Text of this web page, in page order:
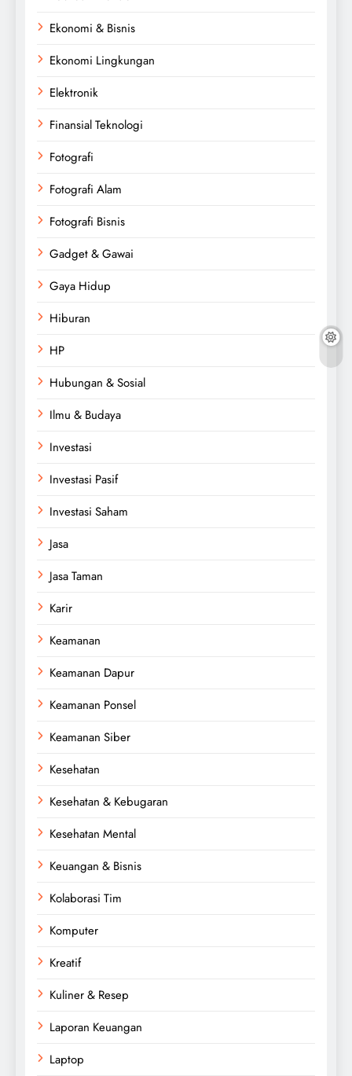
Ekonomi & Bisnis
Ekonomi Lingkungan
Elektronik
Finansial Teknologi
Fotografi
Fotografi Alam
Fotografi Bisnis
Gadget & Gawai
Gaya Hidup
Hiburan
HP
Hubungan & Sosial
Ilmu & Budaya
Investasi
Investasi Pasif
Investasi Saham
Jasa
Jasa Taman
Karir
Keamanan
Keamanan Dapur
Keamanan Ponsel
Keamanan Siber
Kesehatan
Kesehatan & Kebugaran
Kesehatan Mental
Keuangan & Bisnis
Kolaborasi Tim
Komputer
Kreatif
Kuliner & Resep
Laporan Keuangan
Laptop